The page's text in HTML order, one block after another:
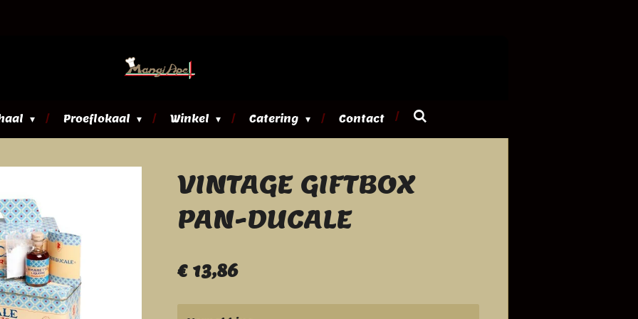
Proeflokaal Winkel Catering Contact
VINTAGE GIFTBOX
PAN-DUCALE
€ 13,86